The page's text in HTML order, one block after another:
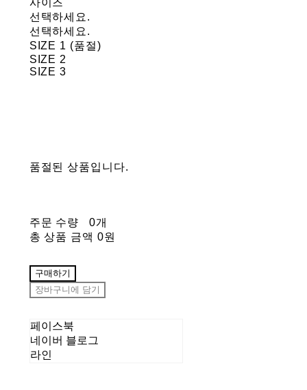
선택하세요.
선택하세요.
SIZE 1 (품절)
SIZE 2
SIZE 3
품절된 상품입니다.
주문 수량
0개
총 상품 금액 0원
구매하기
장바구니에 담기
페이스북
네이버 블로그
라인